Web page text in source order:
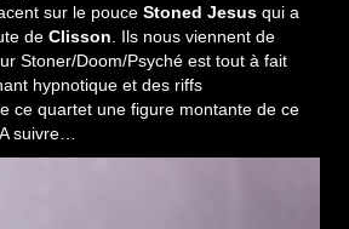
sur le pouce Stoned Jesus qui a
de Clisson . Ils nous viennent de
Stoner/Doom/Psyché est tout à fait
hypnotique et des riffs
ce quartet une figure montante de ce
suivre…